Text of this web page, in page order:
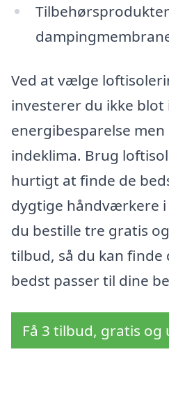
Ved at vælge
investerer du ikke blot
energibesparelse
indeklima. Brug
hurtigt at finde de
dygtige håndværkere
du bestille tre gratis
tilbud, så du kan finde
bedst passer til dine
Få 3 tilbud, gratis